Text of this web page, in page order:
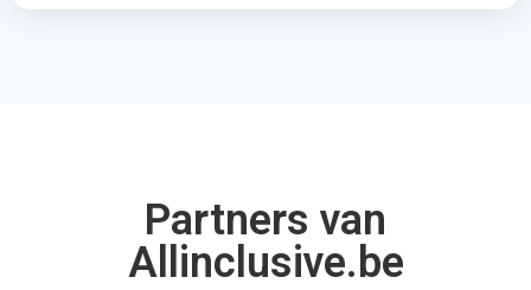
Partners van
Allinclusive.be